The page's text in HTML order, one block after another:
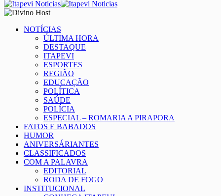
NOTÍCIAS
ÚLTIMA HORA
DESTAQUE
ITAPEVI
ESPORTES
REGIÃO
EDUCAÇÃO
POLÍTICA
SAÚDE
POLÍCIA
ESPECIAL – ROMARIA A PIRAPORA
FATOS E BABADOS
HUMOR
ANIVERSÁRIANTES
CLASSIFICADOS
COM A PALAVRA
EDITORIAL
RODA DE FOGO
INSTITUCIONAL